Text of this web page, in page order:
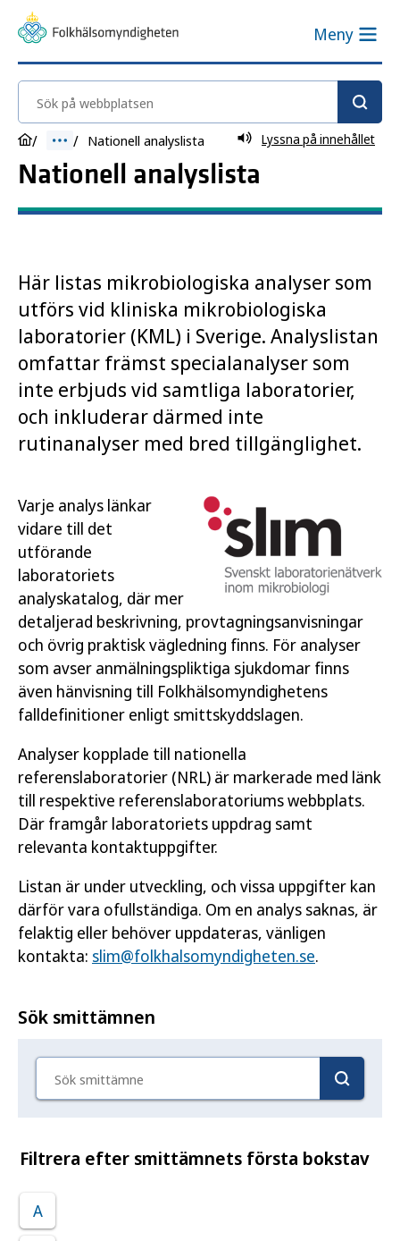
Meny
Sök på webbplatsen
Nationell analyslista Lyssna på innehållet
Nationell analyslista
Här listas mikrobiologiska analyser som
utförs vid kliniska mikrobiologiska
laboratorier (KML) i Sverige. Analyslistan
omfattar främst specialanalyser som
inte erbjuds vid samtliga laboratorier,
och inkluderar därmed inte
rutinanalyser med bred tillgänglighet.
Varje analys länkar
vidare till det
utförande
laboratoriets
analyskatalog, där mer
detaljerad beskrivning, provtagningsanvisningar
och övrig praktisk vägledning finns. För analyser
som avser anmälningspliktiga sjukdomar finns
även hänvisning till Folkhälsomyndighetens
falldefinitioner enligt smittskyddslagen.
Analyser kopplade till nationella
referenslaboratorier (NRL) är markerade med länk
till respektive referenslaboratoriums webbplats.
Där framgår laboratoriets uppdrag samt
relevanta kontaktuppgifter.
Listan är under utveckling, och vissa uppgifter kan
därför vara ofullständiga. Om en analys saknas, är
felaktig eller behöver uppdateras, vänligen
kontakta: slim@folkhalsomyndigheten.se.
Sök smittämnen
Filtrera efter smittämnets första bokstav
A